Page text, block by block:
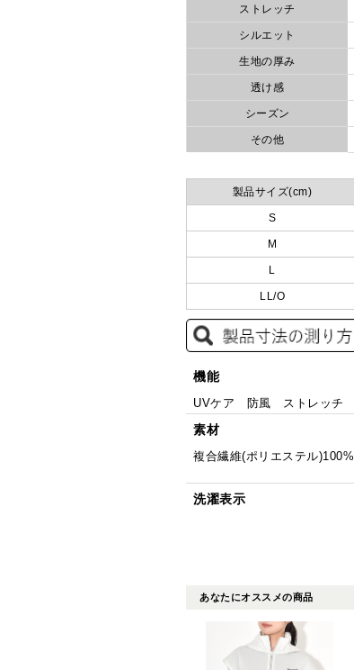
ストレッチ
シルエット
生地の厚み
透け感
シーズン
その他
製品サイズ(cm)
S
M
L
LL/O
機能
UVケア 防風 ストレッチ
素材
複合繊維(ポリエステル)100%
洗濯表示
あなたにオススメの商品